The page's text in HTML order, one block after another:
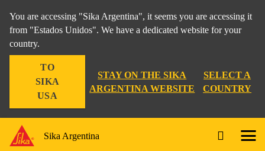
You are accessing "Sika Argentina", it seems you are accessing it
from "Estados Unidos". We have a dedicated website for your
country.
TO
SIKA
USA
STAY ON THE SIKA
ARGENTINA WEBSITE
SELECT A
COUNTRY
Sika Argentina